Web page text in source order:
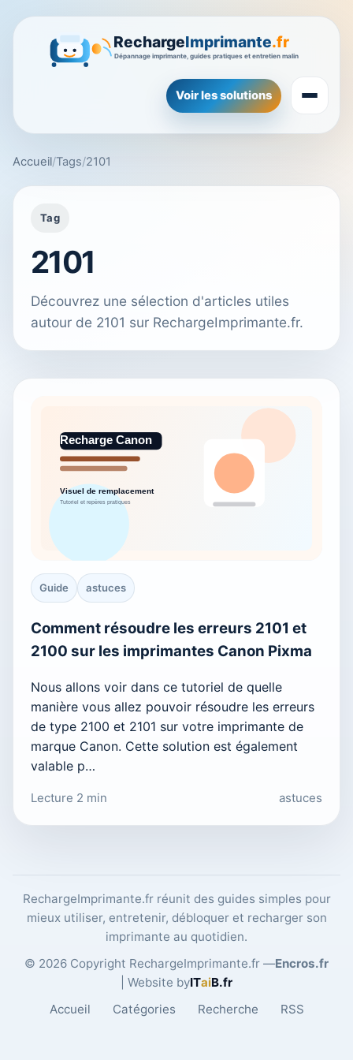
Voir les solutions
Accueil/Tags/2101
Tag
2101
Découvrez une sélection d'articles utiles
autour de 2101 sur RechargeImprimante.fr.
Guide astuces
Comment résoudre les erreurs 2101 et
2100 sur les imprimantes Canon Pixma
Nous allons voir dans ce tutoriel de quelle
manière vous allez pouvoir résoudre les erreurs
de type 2100 et 2101 sur votre imprimante de
marque Canon. Cette solution est également
valable p…
Lecture 2 min astuces
RechargeImprimante.fr réunit des guides simples pour
mieux utiliser, entretenir, débloquer et recharger son
imprimante au quotidien.
© 2026 Copyright RechargeImprimante.fr —Encros.fr
| Website byITaiB.fr
Accueil
Catégories Recherche RSS